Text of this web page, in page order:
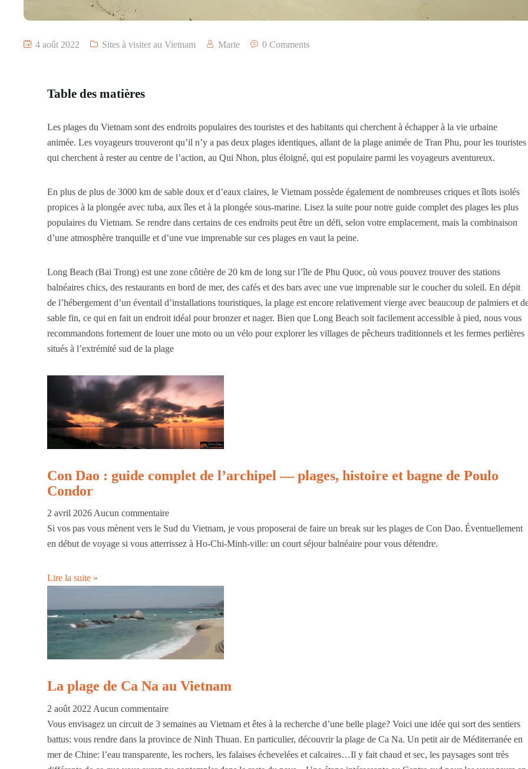
4 août 2022 Sites à visiter au Vietnam Marie 0 Comments
Table des matières
Les plages du Vietnam sont des endroits populaires des touristes et des habitants qui cherchent à échapper à la vie urbaine
animée. Les voyageurs trouveront qu’il n’y a pas deux plages identiques, allant de la plage animée de Tran Phu, pour les touristes
qui cherchent à rester au centre de l’action, au Qui Nhon, plus éloigné, qui est populaire parmi les voyageurs aventureux.
En plus de plus de 3000 km de sable doux et d’eaux claires, le Vietnam possède également de nombreuses criques et îlots isolés
propices à la plongée avec tuba, aux îles et à la plongée sous-marine. Lisez la suite pour notre guide complet des plages les plus
populaires du Vietnam. Se rendre dans certains de ces endroits peut être un défi, selon votre emplacement, mais la combinaison
d’une atmosphère tranquille et d’une vue imprenable sur ces plages en vaut la peine.
Long Beach (Bai Trong) est une zone côtière de 20 km de long sur l’île de Phu Quoc, où vous pouvez trouver des stations
balnéaires chics, des restaurants en bord de mer, des cafés et des bars avec une vue imprenable sur le coucher du soleil. En dépit
de l’hébergement d’un éventail d’installations touristiques, la plage est encore relativement vierge avec beaucoup de palmiers et
sable fin, ce qui en fait un endroit idéal pour bronzer et nager. Bien que Long Beach soit facilement accessible à pied, nous vous
recommandons fortement de louer une moto ou un vélo pour explorer les villages de pêcheurs traditionnels et les fermes perlières
situés à l’extrémité sud de la plage
Con Dao : guide complet de l’archipel — plages, histoire et bagne de Poulo
Condor
2 avril 2026 Aucun commentaire
Si vos pas vous mènent vers le Sud du Vietnam, je vous proposerai de faire un break sur les plages de Con Dao. Éventuellement
en début de voyage si vous atterrissez à Ho-Chi-Minh-ville: un court séjour balnéaire pour vous détendre.
Lire la suite »
La plage de Ca Na au Vietnam
2 août 2022 Aucun commentaire
Vous envisagez un circuit de 3 semaines au Vietnam et êtes à la recherche d’une belle plage? Voici une idée qui sort des sentiers
battus: vous rendre dans la province de Ninh Thuan. En particulier, découvrir la plage de Ca Na. Un petit air de Méditerranée en
mer de Chine: l’eau transparente, les rochers, les falaises échevelées et calcaires…Il y fait chaud et sec, les paysages sont très